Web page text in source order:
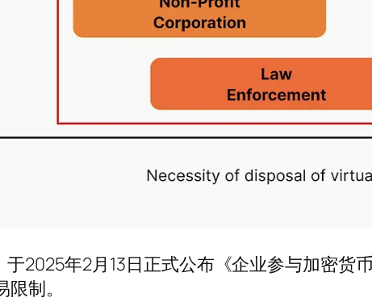
2025年2月13日正式公布《企业参与加密货
制。